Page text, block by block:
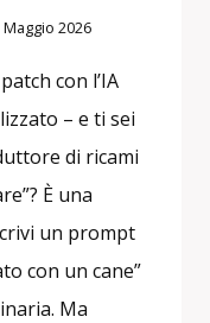
Maggio 2026
con l’IA
– e ti sei
di ricami
È una
un prompt
con un cane”
Ma